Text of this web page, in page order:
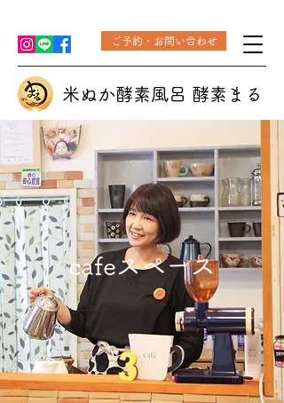
ご予約・お問い合わせ
米ぬか酵素風呂 酵素まる
cafeスペース